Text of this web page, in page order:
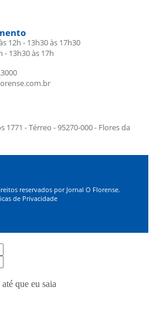
12h - 13h30 às 17h30
- 13h30 às 17h
1771 - Térreo - 95270-000 - Flores da
reservados por Jornal O Florense.
de Privacidade
que eu saia